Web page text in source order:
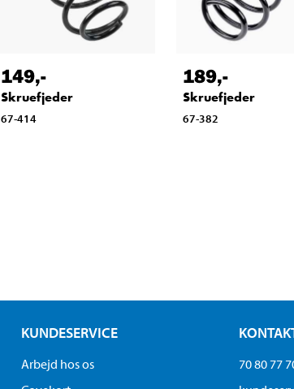
149,-
Skruefjeder
67-414
189,-
Skruefjeder
67-382
KUNDESERVICE
Arbejd hos os
70 80 77